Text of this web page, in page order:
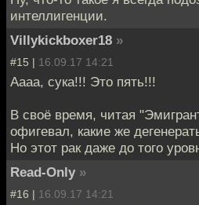
интеллигенции.
Villykickboxer18 »
#15 | 16.09.17 14:21
Аааа, сука!!! Это пять!!!
В своё время, читая
офигевал, какие же
Но этот рак даже до того
Read-Only »
#16 | 16.09.17 14:21